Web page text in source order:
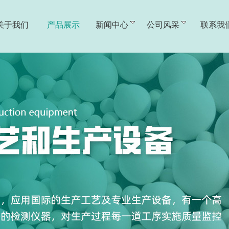
于我们 产品展示 新闻中心 公司风采 联系我